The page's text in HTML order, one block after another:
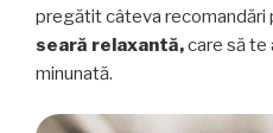
pregătit câteva recomandări
seară relaxantă,care să te
minunată.